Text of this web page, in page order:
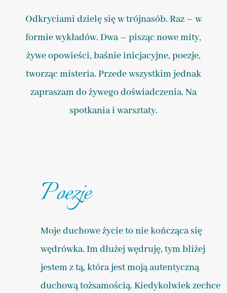
Odkryciami dzielę się w trójnasób. Raz – w
formie wykładów. Dwa – pisząc nowe mity,
żywe opowieści, baśnie inicjacyjne, poezje,
tworząc misteria. Przede wszystkim jednak
zapraszam do żywego doświadczenia. Na
spotkania i warsztaty.
Poezje
Moje duchowe życie to nie kończąca się
wędrówka. Im dłużej wędruję, tym bliżej
jestem z tą, która jest moją autentyczną
duchową tożsamością. Kiedykolwiek zechce